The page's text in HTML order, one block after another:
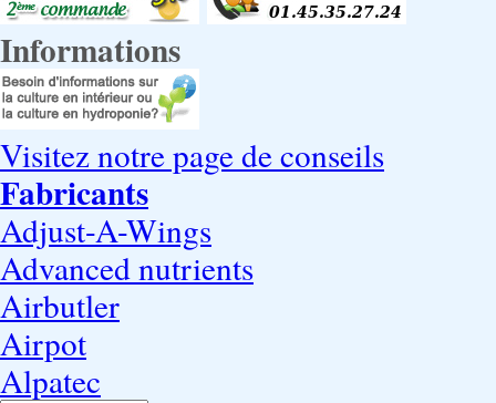
Informations
Visitez notre page de conseils
Fabricants
Adjust-A-Wings
Advanced nutrients
Airbutler
Airpot
Alpatec